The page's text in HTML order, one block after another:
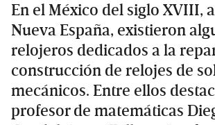
En el México del siglo XVIII,
Nueva España, existieron
relojeros dedicados a la
construcción de relojes de
mecánicos. Entre ellos
profesor de matemáticas